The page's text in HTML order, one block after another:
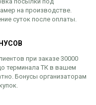
на производстве.
суток после оплаты.
при заказе 30000
терминала ТК в вашем
Бонусы организаторам